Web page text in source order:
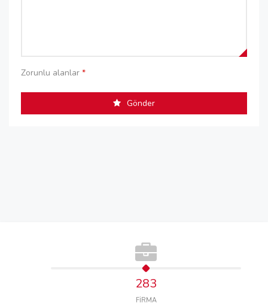
Zorunlu alanlar *
Gönder
283
FİRMA